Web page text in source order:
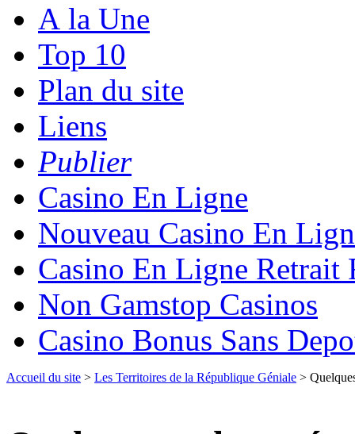
A la Une
Top 10
Plan du site
Liens
Publier
Casino En Ligne
Nouveau Casino En
Casino En Ligne Retrait
Non Gamstop Casinos
Casino Bonus Sans
Accueil du site > Les Territoires de la République Géniale >